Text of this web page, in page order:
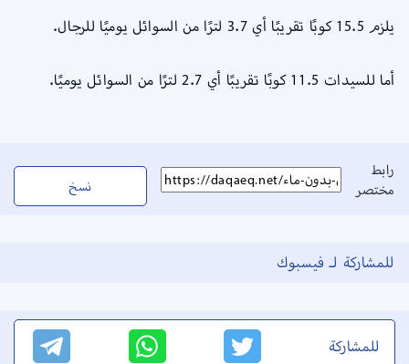
يلزم 15.5 كوبًا تقريبًا أي 3.7 لترًا من السوائل يوميًا للرجال.
أما للسيدات 11.5 كوبًا تقريبًا أي 2.7 لترًا من السوائل يوميًا.
رابط
مختصر
نسخ
للمشاركة لـ فيسبوك
للمشاركة